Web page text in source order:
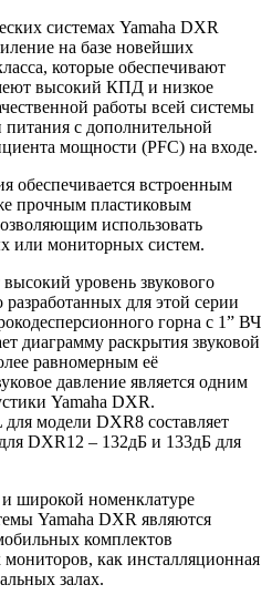
системах Yamaha DXR
на базе новейших
которые обеспечивают
высокий КПД и низкое
работы всей системы
с дополнительной
мощности (PFC) на входе.
обеспечивается встроенным
прочным пластиковым
использовать
или мониторных систем.
уровень звукового
разработанных для этой серии
горна с 1” ВЧ
диаграмму раскрытия звуковой
равномерным её
давление является одним
Yamaha DXR.
модели DXR8 составляет
DXR12 – 132дБ и 133дБ для
широкой номенклатуре
Yamaha DXR являются
комплектов
мониторов, как инсталляционная
залах.